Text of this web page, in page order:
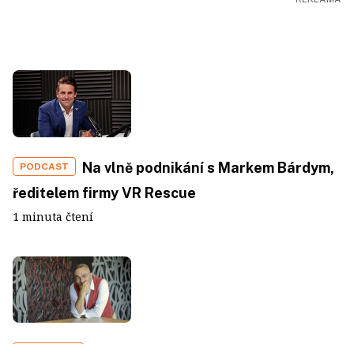
PODCAST
Na vlně podnikání s Markem Bárdym,
ředitelem firmy VR Rescue
1 minuta čtení